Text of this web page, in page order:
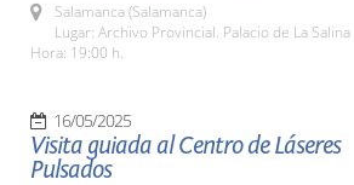
Salamanca (Salamanca)
Lugar: Archivo Provincial. Palacio de La Salina
Hora: 19:00 h.
16/05/2025
Visita guiada al Centro de Láseres
Pulsados